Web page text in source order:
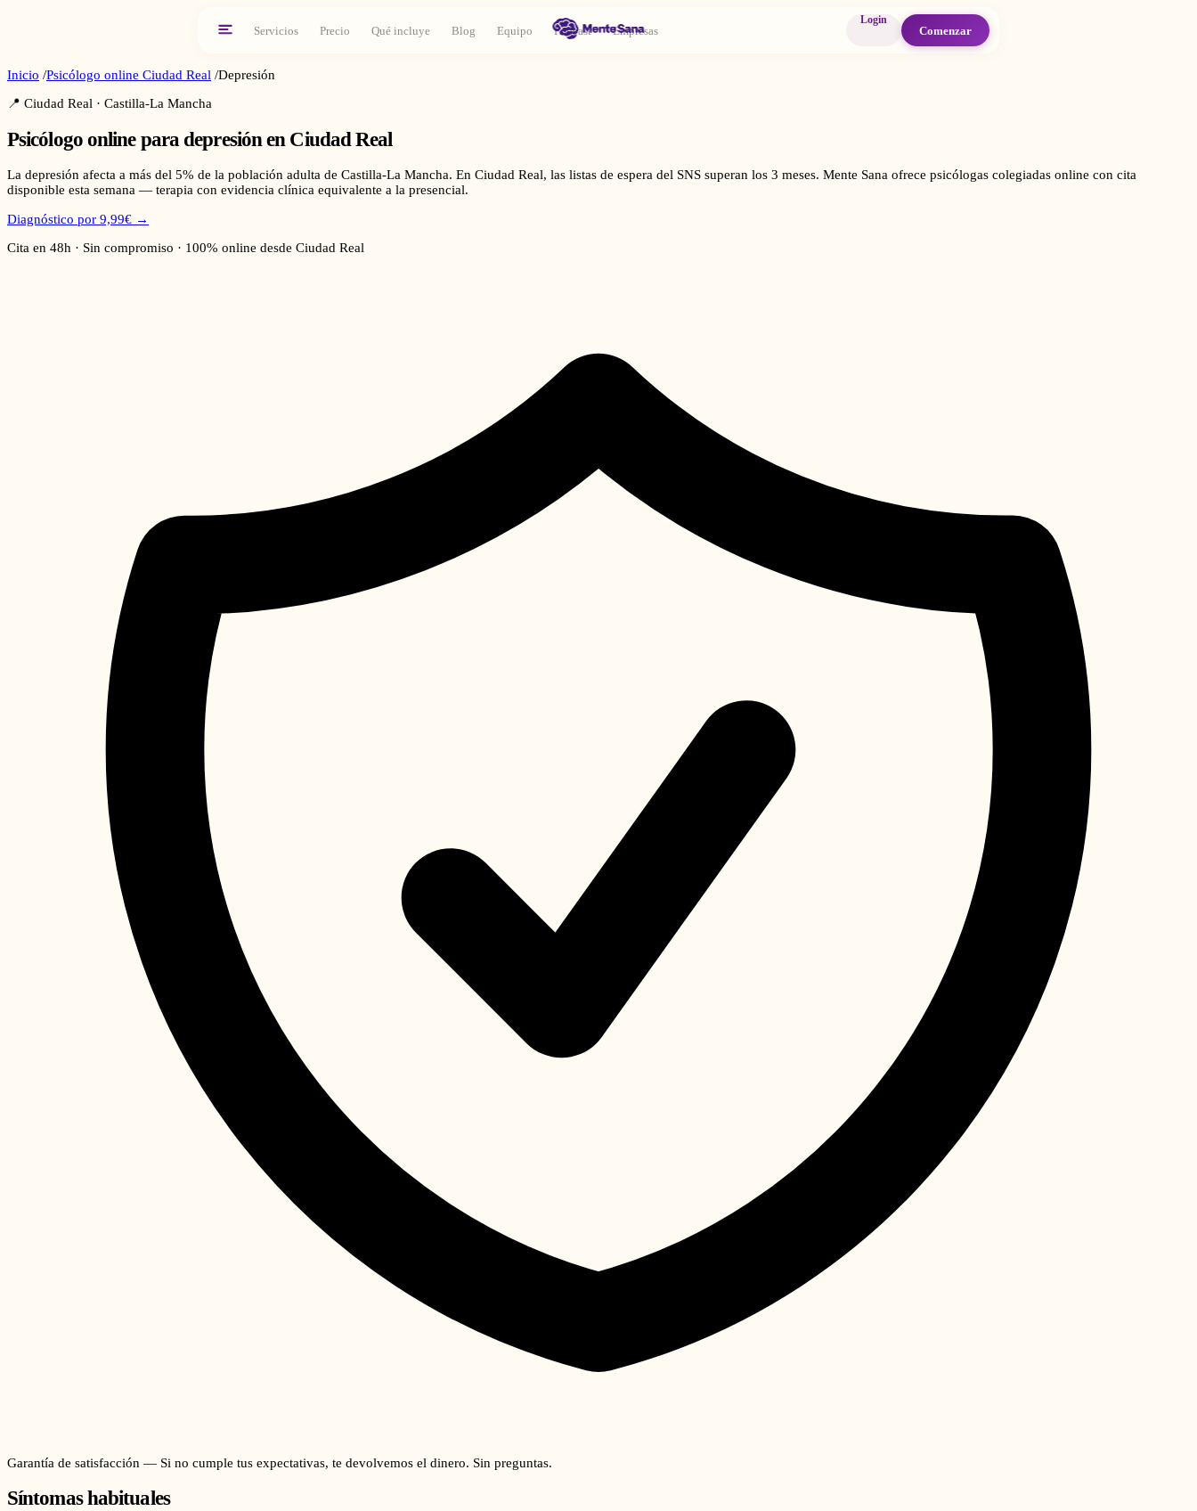
Servicios Precio Qué incluye Blog Equipo Podcast Empresas
Login
Comenzar
Inicio /Psicólogo online Ciudad Real /Depresión
📍 Ciudad Real · Castilla-La Mancha
Psicólogo online para depresión en Ciudad Real
La depresión afecta a más del 5% de la población adulta de Castilla-La Mancha. En Ciudad Real, las listas de espera del SNS superan los 3 meses. Mente Sana ofrece psicólogas colegiadas online con cita
disponible esta semana — terapia con evidencia clínica equivalente a la presencial.
Diagnóstico por 9,99€ →
Cita en 48h · Sin compromiso · 100% online desde Ciudad Real
Garantía de satisfacción — Si no cumple tus expectativas, te devolvemos el dinero. Sin preguntas.
Síntomas habituales